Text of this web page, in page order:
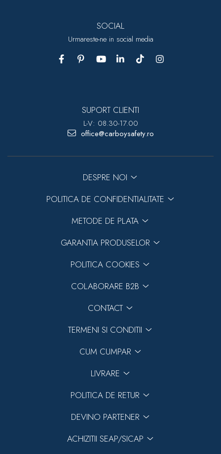
SOCIAL
Urmareste-ne in social media
SUPORT CLIENTI
L-V: 08.30-17.00
office@carboysafety.ro
DESPRE NOI
POLITICA DE CONFIDENTIALITATE
METODE DE PLATA
GARANTIA PRODUSELOR
POLITICA COOKIES
COLABORARE B2B
CONTACT
TERMENI SI CONDITII
CUM CUMPAR
LIVRARE
POLITICA DE RETUR
DEVINO PARTENER
ACHIZITII SEAP/SICAP